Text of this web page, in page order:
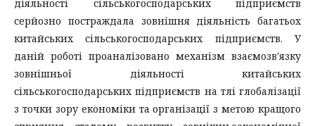
діяльності сільськогосподарських підприємств
серйозно постраждала зовнішня діяльність багатьох
китайських сільськогосподарських підприємств. У
даній роботі проаналізовано механізм взаємозв'язку
зовнішньої діяльності китайських
сільськогосподарських підприємств на тлі глобалізації
з точки зору економіки та організації з метою кращого